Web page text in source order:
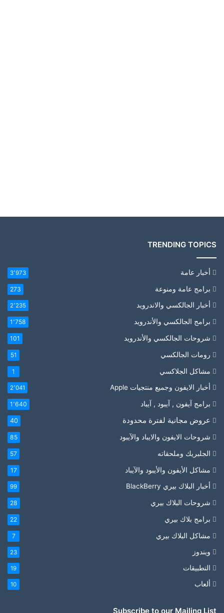
TRENDING TOPICS
أخبار عامة 3٬973
برامج عامة ومنوعة 273
أخبار الجالكسي والاندرويد 2٬235
برامج الجالكسي والأندرويد 1٬758
شروحات الجالكسي والأندرويد 101
رومات الجالكسي 51
مشاكل الجلاكسي 1
أخبار الايفون وجميع منتجيات Apple 2٬041
برامج آيفون , آيبود , آيباد 1٬640
عروض مجانية لفترة محدودة 40
شروحات الايفون والايباد والآيبود 85
الجلبريك وملحقاته 57
مشاكل الأيفون والأيبود والآيباد 17
أخبار البلاك بيري BlackBerry 99
شروحات البلاك بيري 28
برامج بلاك بيري 22
مشاكل البلاك بيري 7
ويندوز 23
التطبيقات 19
ألعاب 10
Subscribe to our Mailing List